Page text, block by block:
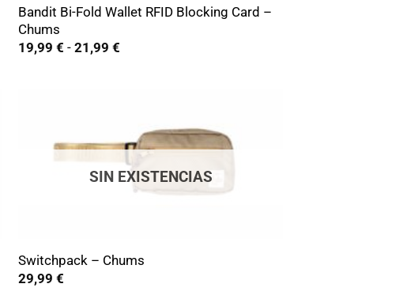
Bandit Bi-Fold Wallet RFID Blocking Card –
Chums
19,99 € - 21,99 €Rango
21,99 €
SIN EXISTENCIAS
Switchpack – Chums
29,99 €